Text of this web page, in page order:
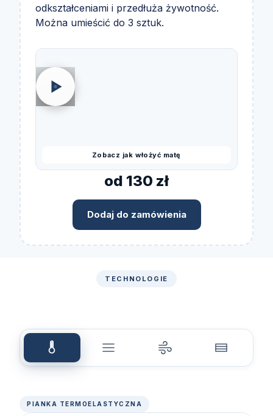
Zobacz jak włożyć matę
odkształceniami i przedłuża żywotność.
Można umieścić do 3 sztuk.
od 130 zł
Dodaj do zamówienia
TECHNOLOGIE
PIANKA TERMOELASTYCZNA